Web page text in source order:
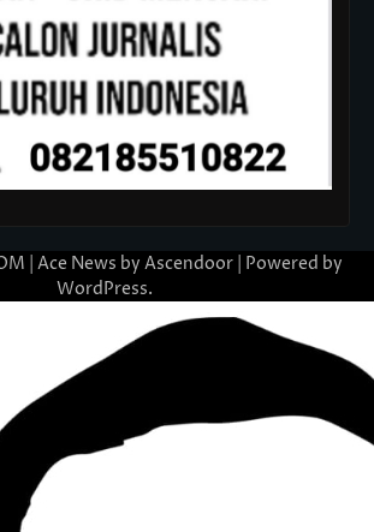
| Ace News by Ascendoor | Powered by
WordPress.